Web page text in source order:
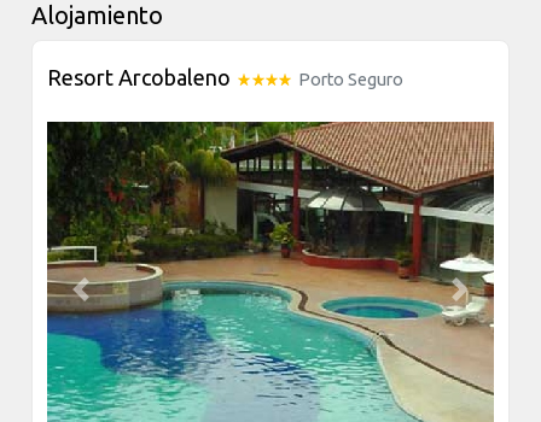
Alojamiento
Resort Arcobaleno Porto Seguro
Previous Next